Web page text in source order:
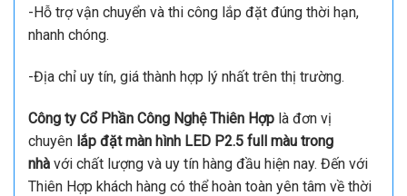
-Hỗ trợ vận chuyển và thi công lắp đặt đúng thời hạn,
nhanh chóng.
-Địa chỉ uy tín, giá thành hợp lý nhất trên thị trường.
Công ty Cổ Phần Công Nghệ Thiên Hợp là đơn vị
chuyên lắp đặt màn hình LED P2.5 full màu trong
nhà với chất lượng và uy tín hàng đầu hiện nay. Đến với
Thiên Hợp khách hàng có thể hoàn toàn yên tâm về thời